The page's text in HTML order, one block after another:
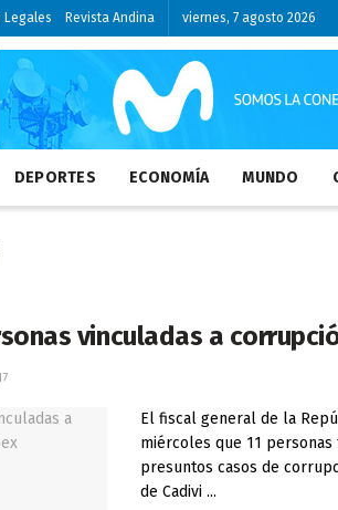
Legales Revista Andina viernes, 7 agosto 2026
DEPORTES ECONOMÍA MUNDO
vinculadas a
El fiscal general de la
miércoles que 11
presuntos casos de
de Cadivi ...